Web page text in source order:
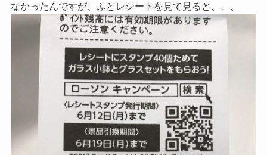
なかったんですが、ふとレシートを見て見ると、、、